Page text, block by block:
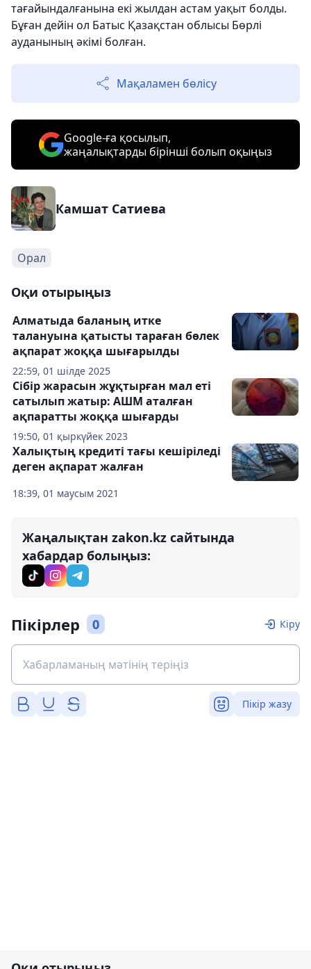
тағайындалғанына екі жылдан астам уақыт болды.
Бұған дейін ол Батыс Қазақстан облысы Бөрлі
ауданының әкімі болған.
Мақаламен бөлісу
Google-ға қосылып,
жаңалықтарды бірінші болып оқыңыз
Камшат Сатиева
Орал
Оқи отырыңыз
22:59, 01 шілде 2025
Алматыда баланың итке
талануына қатысты тараған бөлек
ақпарат жоққа шығарылды
19:50, 01 қыркүйек 2023
Сібір жарасын жұқтырған мал еті
сатылып жатыр: АШМ аталған
ақпаратты жоққа шығарды
18:39, 01 маусым 2021
Халықтың кредиті тағы кешіріледі
деген ақпарат жалған
Жаңалықтан zakon.kz сайтында
хабардар болыңыз:
Пікірлер 0 Кіру
Пікір жазу